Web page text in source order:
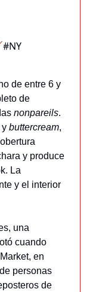
de entre 6 y
de
nonpareils.
y buttercream,
y produce
La
y el interior
una
cuando
en
personas
de